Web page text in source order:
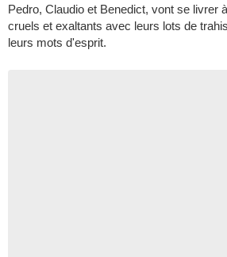
Pedro, Claudio et Benedict, vont se livrer
cruels et exaltants avec leurs lots de
leurs mots d'esprit.